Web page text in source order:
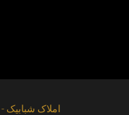
© املاک